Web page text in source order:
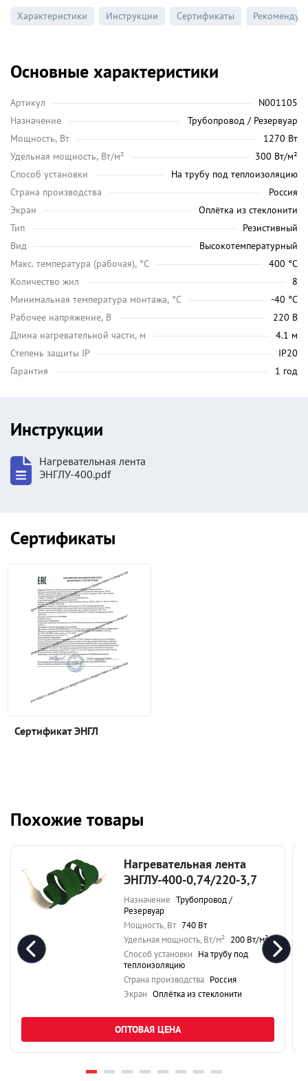
Характеристики Инструкции Сертификаты
Основные характеристики
Артикул
N001105
Назначение
Трубопровод / Резервуар
Мощность, Вт
1270 Вт
Удельная мощность, Вт/м²
300 Вт/м²
Способ установки
На трубу под теплоизоляцию
Страна производства
Россия
Экран
Оплётка из стеклонити
Тип
Резистивный
Вид
Высокотемпературный
Maкс. температура (рабочая), °C
400 °C
Количество жил
8
Минимальная температура монтажа, °C
-40 °C
Рабочее напряжение, В
220 В
Длина нагревательной части, м
4.1 м
Степень защиты IP
IP20
Гарантия
1 год
Инструкции
Нагревательная лента
ЭНГЛУ-400.pdf
Сертификаты
Сертификат ЭНГЛ
Похожие товары
Нагревательная лента
ЭНГЛУ-400-0,74/220-3,7
Назначение Трубопровод /
Резервуар
Мощность, Вт 740 Вт
Удельная мощность, Вт/м² 200 Вт/м²
Способ установки На трубу под
теплоизоляцию
Страна производства Россия
Экран Оплётка из стеклонити
ОПТОВАЯ ЦЕНА